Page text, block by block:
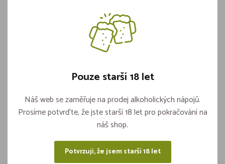
Lepicí páska 48x66
Vložit do košíku
Sdílejte na sítích
Pouze starší 18 let
Náš web se zaměřuje na prodej alkoholických nápojů.
Prosíme potvrďte, že jste starší 18 let pro pokračování na
náš shop.
Potvrzuji, že jsem starší 18 let